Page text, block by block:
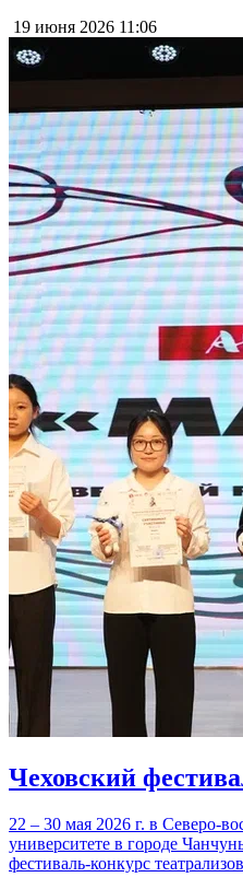
19 июня 2026 11:06
Чеховский
22 – 30 мая 2026 г. в Северо-
университете в городе
фестиваль-конкурс